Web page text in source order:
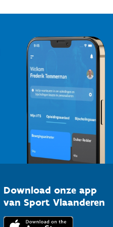
Download onze app
van Sport Vlaanderen